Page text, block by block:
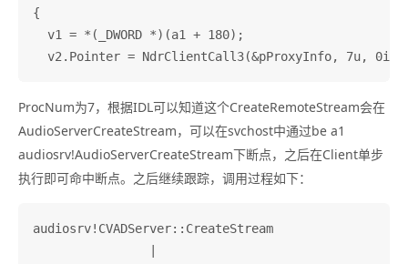
{
  v1 = *(_DWORD *)(a1 + 180);
ProcNum为7，根据IDL可以知道这个CreateRemoteStream会在
AudioServerCreateStream，可以在svchost中通过be a1
audiosrv!AudioServerCreateStream下断点，之后在Client单步
执行即可命中断点。之后继续跟踪，调用过程如下：
audiosrv!CVADServer::CreateStream